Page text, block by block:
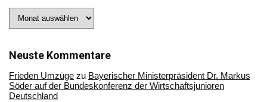
Sie
Archiv
Neuste Kommentare
Frieden Umzüge zu Bayerischer Ministerpräsident Dr. Markus
Söder auf der Bundeskonferenz der Wirtschaftsjunioren
Deutschland